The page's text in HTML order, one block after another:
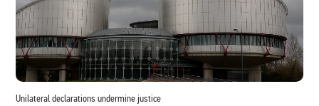
Unilateral declarations undermine justice